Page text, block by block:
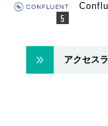
アクセス